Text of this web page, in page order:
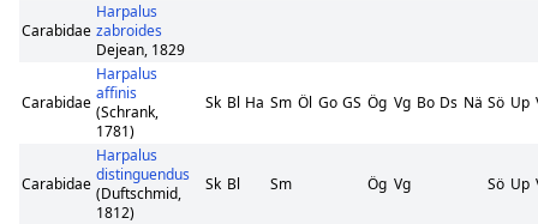
Carabidae
Harpalus
zabroides
Dejean, 1829
Carabidae
Harpalus
affinis
(Schrank,
1781)
Sk Bl Ha Sm Öl Go GS Ög Vg Bo Ds Nä Sö Up
Carabidae
Harpalus
distinguendus
(Duftschmid,
1812)
Sk Bl Sm Ög Vg Sö Up